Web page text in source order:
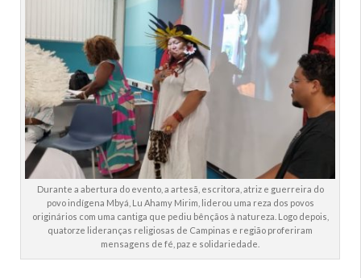
Durante a abertura do evento, a artesã, escritora, atriz e guerreira do
povo indígena Mbyá, Lu Ahamy Mirim, liderou uma reza dos povos
originários com uma cantiga que pediu bênçãos à natureza. Logo depois,
quatorze lideranças religiosas de Campinas e região proferiram
mensagens de fé, paz e solidariedade.